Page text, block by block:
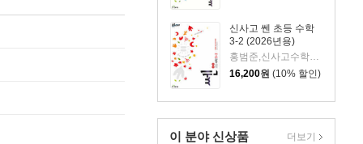
신사고 쎈 초등 수학
3-2 (2026년용)
16,200원 (10% 할인)
이 분야 신상품 더보기